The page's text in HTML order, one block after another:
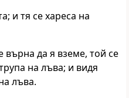
и тя се хареса на
върна да я вземе, той се
на лъва; и видя
лъва.